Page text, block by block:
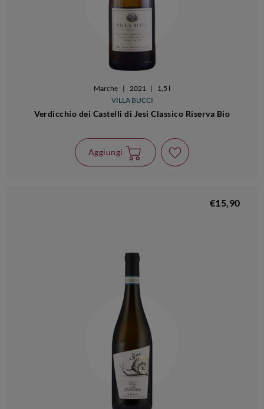
Marche | 2021 |
1,5 l
VILLA BUCCI
Verdicchio dei Castelli di Jesi Classico Riserva Bio
Aggiungi
€15,90